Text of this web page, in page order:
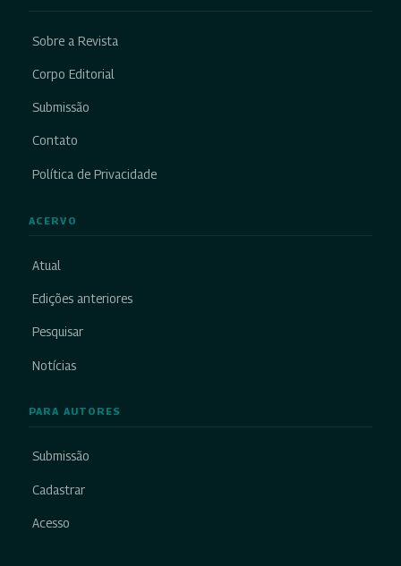
Sobre a Revista
Corpo Editorial
Submissão
Contato
Política de Privacidade
ACERVO
Atual
Edições anteriores
Pesquisar
Notícias
PARA AUTORES
Submissão
Cadastrar
Acesso